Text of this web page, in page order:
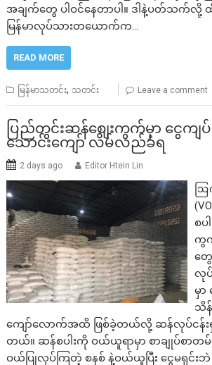
အချက်တွေ ပါဝင်နေတာပါ။ ဒါနဲ့ပတ်သက်လို့
မြန်မာလုပ်သားတယောက်က…
READ MORE
မြန်မာသတင်း, သတင်း Leave a comment
ပြည်တွင်းဆန်စျေးကွက်မှာ ငွေကျပ်
သောင်းကျော် လိမ်လည်ခံရ
2 days ago Editor Htein Lin
ဩ
စပ
ကွ
တွေ
လု
မှာ
သိန်
ကျော်လောက်အထိ ဖြစ်ခဲ့တယ်လို့ ဆန်လုပ်ငန်
တယ်။ ဆန်စပါးကို ဝယ်ယူရာမှာ စာချုပ်စာတမ်
ဝယ်ပြုလုပ်ကြတဲ့ စနစ် နဲ့ဝယ်ယူပြီး ငွေမရှင်းဘဲ ရှ